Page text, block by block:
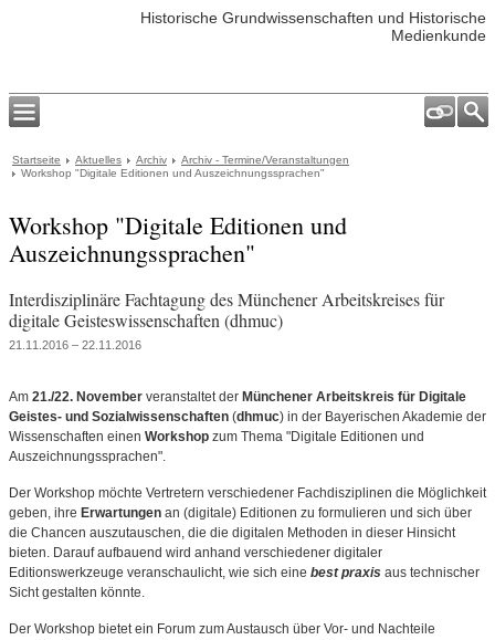
Historische Grundwissenschaften und Historische
Medienkunde
Startseite Aktuelles Archiv
Archiv - Termine/Veranstaltungen
Workshop "Digitale Editionen und Auszeichnungssprachen"
Workshop "Digitale Editionen und
Auszeichnungssprachen"
Interdisziplinäre Fachtagung des Münchener Arbeitskreises für
digitale Geisteswissenschaften (dhmuc)
21.11.2016 – 22.11.2016
Am 21./22. November veranstaltet der Münchener Arbeitskreis für Digitale
Geistes- und Sozialwissenschaften (dhmuc) in der Bayerischen Akademie der
Wissenschaften einen Workshop zum Thema "Digitale Editionen und
Auszeichnungssprachen".
Der Workshop möchte Vertretern verschiedener Fachdisziplinen die Möglichkeit
geben, ihre Erwartungen an (digitale) Editionen zu formulieren und sich über
die Chancen auszutauschen, die die digitalen Methoden in dieser Hinsicht
bieten. Darauf aufbauend wird anhand verschiedener digitaler
Editionswerkzeuge veranschaulicht, wie sich eine best praxis aus technischer
Sicht gestalten könnte.
Der Workshop bietet ein Forum zum Austausch über Vor- und Nachteile